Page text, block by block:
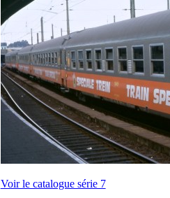
Voir le catalogue série 7